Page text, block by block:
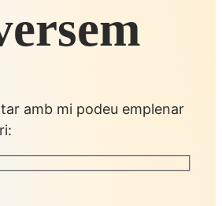
amb mi podeu emplenar